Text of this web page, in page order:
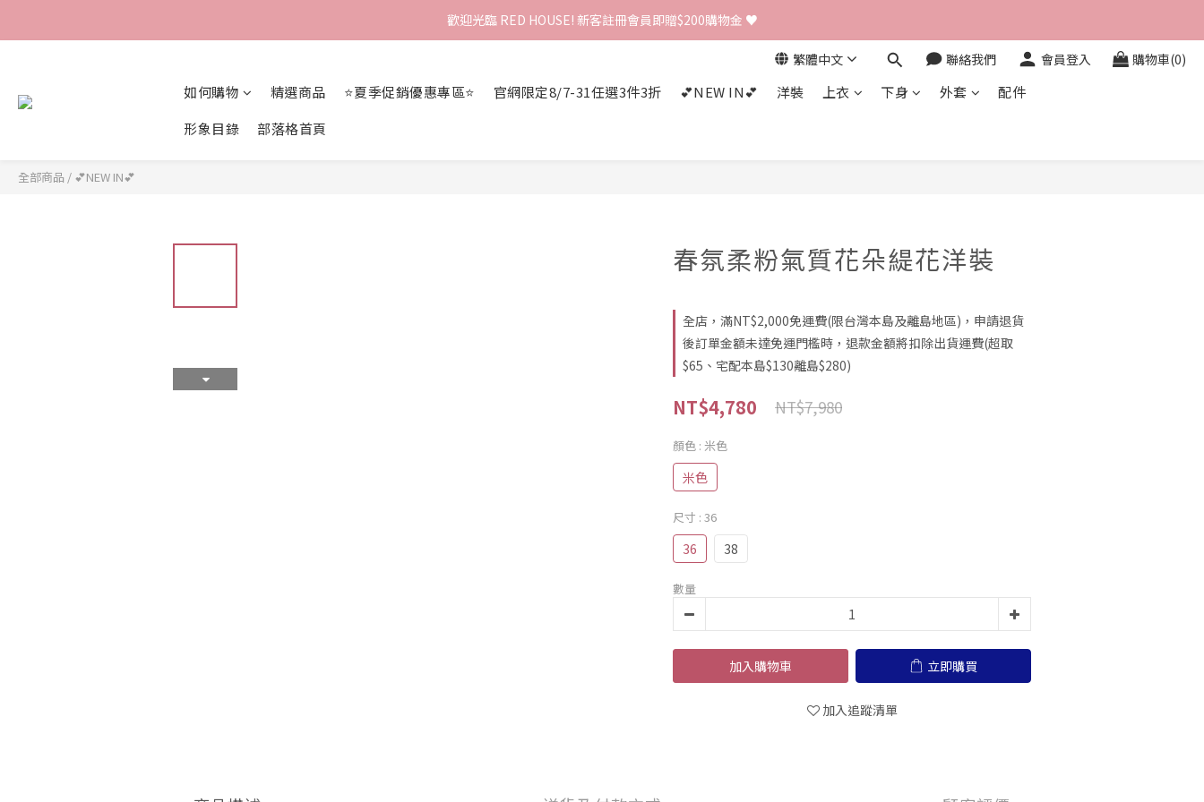
歡迎光臨 RED HOUSE! 新客註冊會員即贈$200購物金 ♥
歡迎光臨 RED HOUSE! 新客註冊會員即贈$200購物金 ♥
歡迎光臨 RED HOUSE! 新客註冊會員即贈$200購物金 ♥
繁體中文 聯絡我們 會員登入 購物車(0)
如何購物 精選商品 ⭐夏季促銷優惠專區⭐ 官網限定8/7-31任選3件3折 💕NEW IN💕 洋裝 上衣 下身 外套
配件
形象目錄
部落格首頁
全部商品 / 💕NEW IN💕
春氛柔粉氣質花朵緹花洋裝
全店，滿NT$2,000免運費(限台灣本島及離島地區)，申請退貨
後訂單金額未達免運門檻時，退款金額將扣除出貨運費(超取
$65、宅配本島$130離島$280)
NT$4,780 NT$7,980
顏色 : 米色
米色
尺寸 : 36
36 38
數量
加入購物車 立即購買
加入追蹤清單